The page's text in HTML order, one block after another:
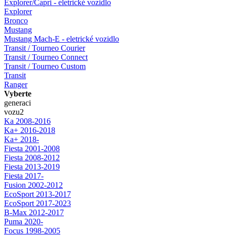
Explorer/Capri - eletrické vozidlo
Explorer
Bronco
Mustang
Mustang Mach-E - eletrické vozidlo
Transit / Tourneo Courier
Transit / Tourneo Connect
Transit / Tourneo Custom
Transit
Ranger
Vyberte
generaci
vozu2
Ka 2008-2016
Ka+ 2016-2018
Ka+ 2018-
Fiesta 2001-2008
Fiesta 2008-2012
Fiesta 2013-2019
Fiesta 2017-
Fusion 2002-2012
EcoSport 2013-2017
EcoSport 2017-2023
B-Max 2012-2017
Puma 2020-
Focus 1998-2005